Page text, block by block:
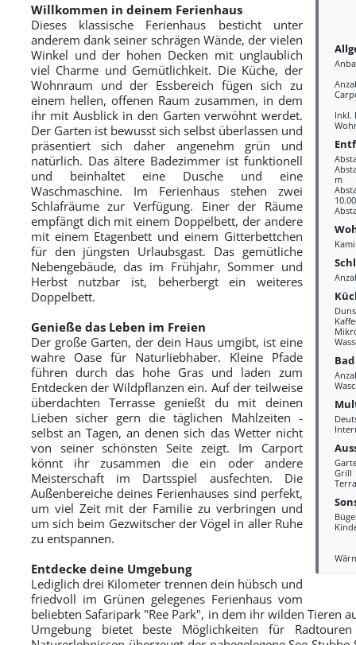
Inkl.
m
Bad
Grill
Willkommen in deinem Ferienhaus
Dieses klassische Ferienhaus besticht unter
anderem dank seiner schrägen Wände, der vielen
Winkel und der hohen Decken mit unglaublich
viel Charme und Gemütlichkeit. Die Küche, der
Wohnraum und der Essbereich fügen sich zu
einem hellen, offenen Raum zusammen, in dem
ihr mit Ausblick in den Garten verwöhnt werdet.
Der Garten ist bewusst sich selbst überlassen und
präsentiert sich daher angenehm grün und
natürlich. Das ältere Badezimmer ist funktionell
und beinhaltet eine Dusche und eine
Waschmaschine. Im Ferienhaus stehen zwei
Schlafräume zur Verfügung. Einer der Räume
empfängt dich mit einem Doppelbett, der andere
mit einem Etagenbett und einem Gitterbettchen
für den jüngsten Urlaubsgast. Das gemütliche
Nebengebäude, das im Frühjahr, Sommer und
Herbst nutzbar ist, beherbergt ein weiteres
Doppelbett.
Genieße das Leben im Freien
Der große Garten, der dein Haus umgibt, ist eine
wahre Oase für Naturliebhaber. Kleine Pfade
führen durch das hohe Gras und laden zum
Entdecken der Wildpflanzen ein. Auf der teilweise
überdachten Terrasse genießt du mit deinen
Lieben sicher gern die täglichen Mahlzeiten -
selbst an Tagen, an denen sich das Wetter nicht
von seiner schönsten Seite zeigt. Im Carport
könnt ihr zusammen die ein oder andere
Meisterschaft im Dartsspiel ausfechten. Die
Außenbereiche deines Ferienhauses sind perfekt,
um viel Zeit mit der Familie zu verbringen und
um sich beim Gezwitscher der Vögel in aller Ruhe
zu entspannen.
Entdecke deine Umgebung
Lediglich drei Kilometer trennen dein hübsch und
friedvoll im Grünen gelegenes Ferienhaus vom
beliebten Safaripark "Ree Park", in dem ihr wilden Tieren
Umgebung bietet beste Möglichkeiten für